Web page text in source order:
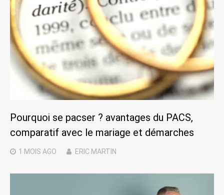
Pourquoi se pacser ? avantages du PACS,
comparatif avec le mariage et démarches
1 MOIS AGO ERIC MARTIN